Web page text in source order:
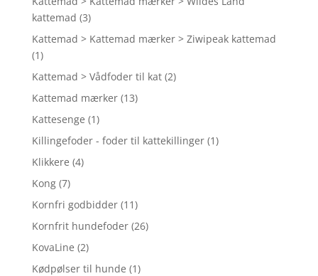
kattemad (3)
Kattemad > Kattemad mærker > Ziwipeak kattemad
(1)
Kattemad > Vådfoder til kat (2)
Kattemad mærker (13)
Kattesenge (1)
Killingefoder - foder til kattekillinger (1)
Klikkere (4)
Kong (7)
Kornfri godbidder (11)
Kornfrit hundefoder (26)
KovaLine (2)
Kødpølser til hunde (1)